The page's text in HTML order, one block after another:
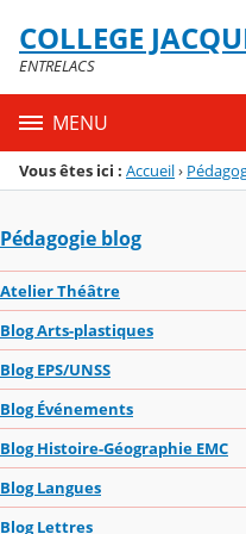
Menu de la rubrique
Contenu
COLLEGE
ENTRELACS
MENU
Vous êtes ici : Accueil›
Pédagogie blog
Atelier Théâtre
Blog Arts-plastiques
Blog EPS/UNSS
Blog Événements
Blog Histoire-Géographie EMC
Blog Langues
Blog Lettres